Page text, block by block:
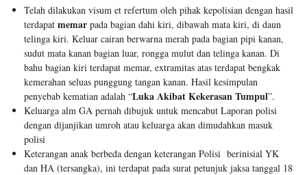
Telah dilakukan visum et refertum oleh pihak kepolisian dengan hasil
terdapat memar pada bagian dahi kiri, dibawah mata kiri, di daun
telinga kiri. Keluar cairan berwarna merah pada bagian pipi kanan,
sudut mata kanan bagian luar, rongga mulut dan telinga kanan. Di
bahu bagian kiri terdapat memar, extramitas atas terdapat bengkak
kemerahan seluas punggung tangan kanan. Hasil kesimpulan
penyebab kematian adalah “Luka Akibat Kekerasan Tumpul”.
Keluarga alm GA pernah dibujuk untuk mencabut Laporan polisi
dengan dijanjikan umroh atau keluarga akan dimudahkan masuk
polisi
Keterangan anak berbeda dengan keterangan Polisi berinisial YK
dan HA (tersangka), ini terdapat pada surat petunjuk jaksa tanggal 18